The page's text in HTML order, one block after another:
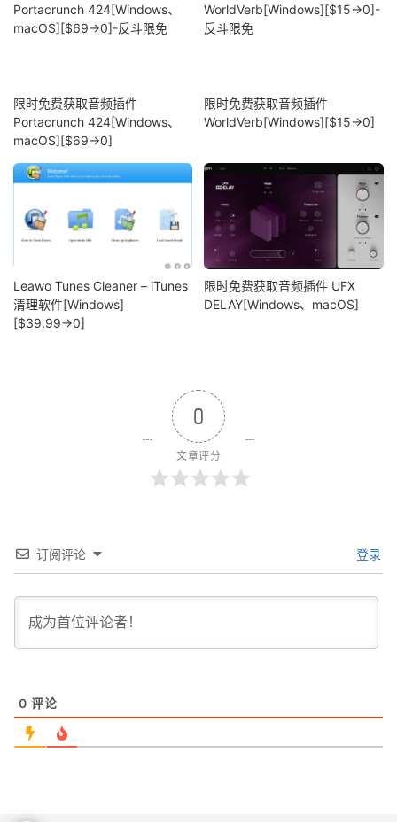
限时免费获取音频插件
Portacrunch 424[Windows、
macOS][$69→0]
限时免费获取音频插件
WorldVerb[Windows][$15→0]
Leawo Tunes Cleaner – iTunes
清理软件[Windows]
[$39.99→0]
限时免费获取音频插件 UFX
DELAY[Windows、macOS]
0
文章评分
订阅评论 登录
0 评论